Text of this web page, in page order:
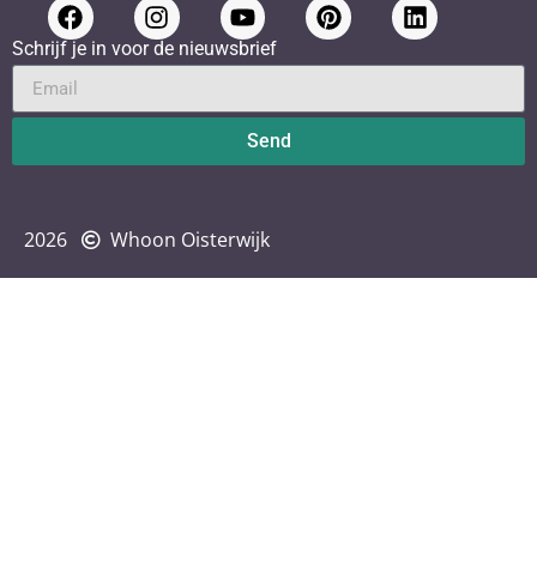
Schrijf je in voor de nieuwsbrief
Send
2026 Whoon Oisterwijk